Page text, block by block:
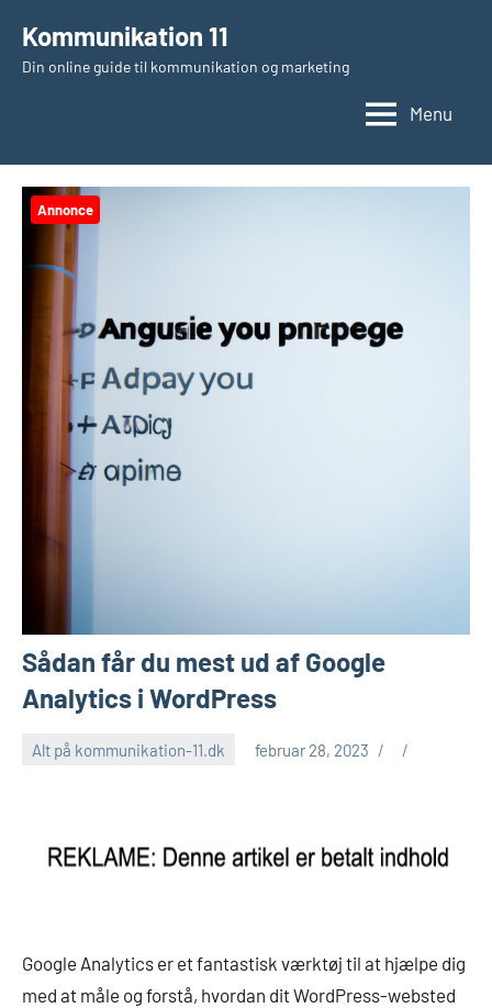
indhold
Kommunikation 11
Din online guide til kommunikation og marketing
Menu
Annonce
Sådan får du mest ud af Google
Analytics i WordPress
Alt på kommunikation-11.dk februar 28, 2023
Google Analytics er et fantastisk værktøj til at hjælpe dig
med at måle og forstå, hvordan dit WordPress-websted